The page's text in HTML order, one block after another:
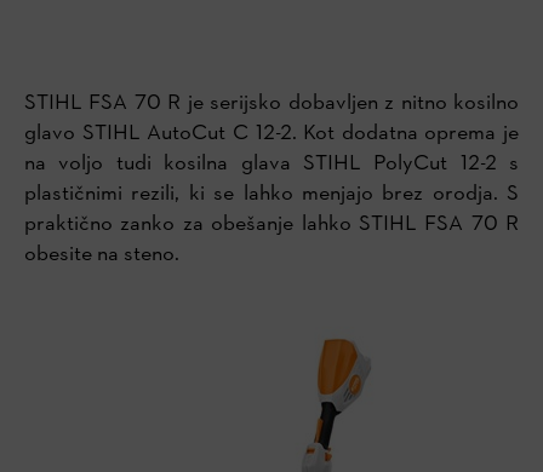
STIHL FSA 70 R je serijsko dobavljen z nitno kosilno
glavo STIHL AutoCut C 12-2. Kot dodatna oprema je
na voljo tudi kosilna glava STIHL PolyCut 12-2 s
plastičnimi rezili, ki se lahko menjajo brez orodja. S
praktično zanko za obešanje lahko STIHL FSA 70 R
obesite na steno.